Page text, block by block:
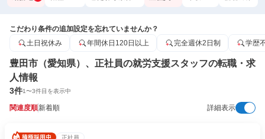
こだわり条件の追加設定を忘れていませんか？
土日祝休み
年間休日120日以上 完全週休2日制 学歴
豊田市（愛知県）、正社員の就労支援スタッフの転職・求
人情報
3件1〜3件目を表示中
関連度順新着順 詳細表示
正社員